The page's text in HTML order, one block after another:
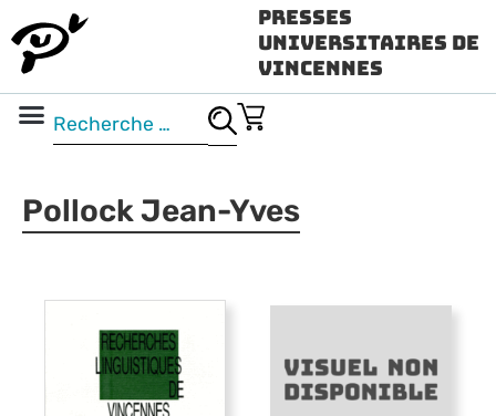
Presses
Universitaires de
Vincennes
Pollock Jean-Yves